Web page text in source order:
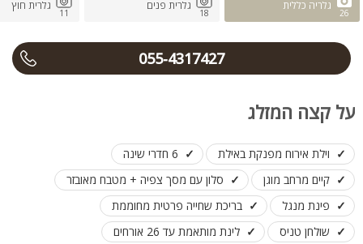
26
גלריה כללית
18
גלרית פנים
11
גלרית חוץ
055-4317427
על קצה המזלג
וילת אירוח מפנקת באילת
6 חדרי שינה
קיים מרחב מוגן
סלון עם מסך צפיה + מטבח מאובזר
פינת מנגל
בריכת שחייה פרטית מחוממת
שולחן טניס
לינת מותאמת עד 26 אורחים